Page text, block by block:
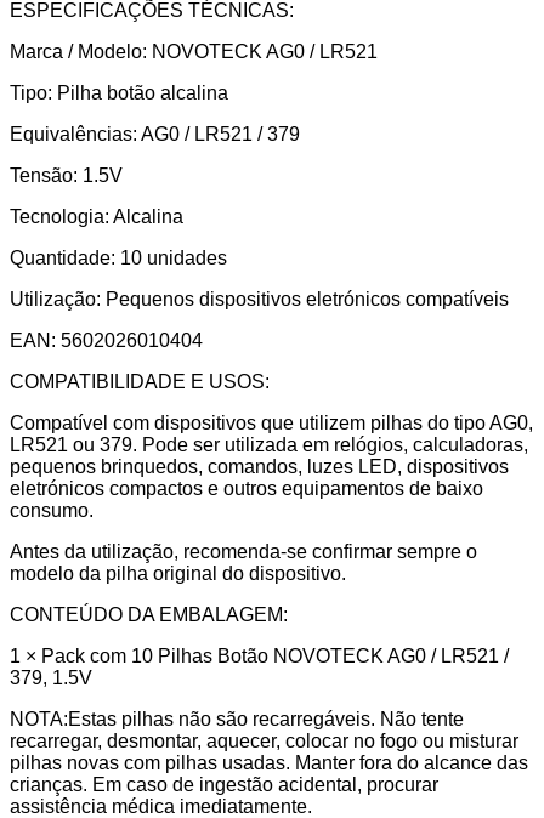
ESPECIFICAÇÕES TÉCNICAS:
Marca / Modelo: NOVOTECK AG0 / LR521
Tipo: Pilha botão alcalina
Equivalências: AG0 / LR521 / 379
Tensão: 1.5V
Tecnologia: Alcalina
Quantidade: 10 unidades
Utilização: Pequenos dispositivos eletrónicos compatíveis
EAN: 5602026010404
COMPATIBILIDADE E USOS:
Compatível com dispositivos que utilizem pilhas do tipo AG0,
LR521 ou 379. Pode ser utilizada em relógios, calculadoras,
pequenos brinquedos, comandos, luzes LED, dispositivos
eletrónicos compactos e outros equipamentos de baixo
consumo.
Antes da utilização, recomenda-se confirmar sempre o
modelo da pilha original do dispositivo.
CONTEÚDO DA EMBALAGEM:
1 × Pack com 10 Pilhas Botão NOVOTECK AG0 / LR521 /
379, 1.5V
NOTA:Estas pilhas não são recarregáveis. Não tente
recarregar, desmontar, aquecer, colocar no fogo ou misturar
pilhas novas com pilhas usadas. Manter fora do alcance das
crianças. Em caso de ingestão acidental, procurar
assistência médica imediatamente.